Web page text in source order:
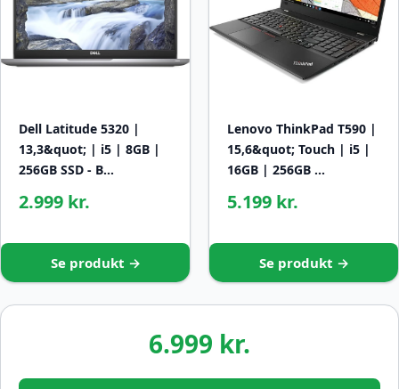
Dell Latitude 5320 |
13,3&quot; | i5 | 8GB |
256GB SSD - B…
2.999 kr.
Se produkt →
Lenovo ThinkPad T590 |
15,6&quot; Touch | i5 |
16GB | 256GB …
5.199 kr.
Se produkt →
6.999 kr.